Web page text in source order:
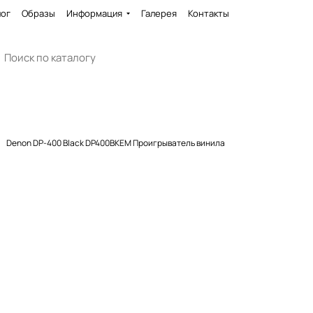
Образы Информация Галерея Контакты
Denon DP-400 Black DP400BKEM Проигрыватель винила